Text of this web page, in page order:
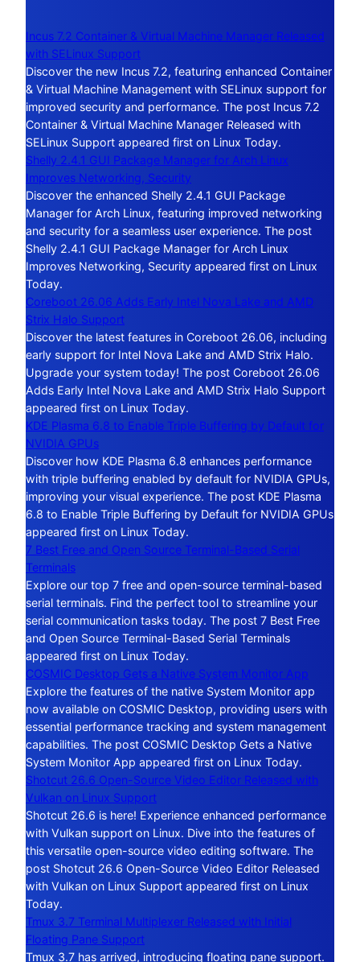
Incus 7.2 Container & Virtual Machine Manager Released
with SELinux Support
Discover the new Incus 7.2, featuring enhanced Container
& Virtual Machine Management with SELinux support for
improved security and performance. The post Incus 7.2
Container & Virtual Machine Manager Released with
SELinux Support appeared first on Linux Today.
Shelly 2.4.1 GUI Package Manager for Arch Linux
Improves Networking, Security
Discover the enhanced Shelly 2.4.1 GUI Package
Manager for Arch Linux, featuring improved networking
and security for a seamless user experience. The post
Shelly 2.4.1 GUI Package Manager for Arch Linux
Improves Networking, Security appeared first on Linux
Today.
Coreboot 26.06 Adds Early Intel Nova Lake and AMD
Strix Halo Support
Discover the latest features in Coreboot 26.06, including
early support for Intel Nova Lake and AMD Strix Halo.
Upgrade your system today! The post Coreboot 26.06
Adds Early Intel Nova Lake and AMD Strix Halo Support
appeared first on Linux Today.
KDE Plasma 6.8 to Enable Triple Buffering by Default for
NVIDIA GPUs
Discover how KDE Plasma 6.8 enhances performance
with triple buffering enabled by default for NVIDIA GPUs,
improving your visual experience. The post KDE Plasma
6.8 to Enable Triple Buffering by Default for NVIDIA GPUs
appeared first on Linux Today.
7 Best Free and Open Source Terminal-Based Serial
Terminals
Explore our top 7 free and open-source terminal-based
serial terminals. Find the perfect tool to streamline your
serial communication tasks today. The post 7 Best Free
and Open Source Terminal-Based Serial Terminals
appeared first on Linux Today.
COSMIC Desktop Gets a Native System Monitor App
Explore the features of the native System Monitor app
now available on COSMIC Desktop, providing users with
essential performance tracking and system management
capabilities. The post COSMIC Desktop Gets a Native
System Monitor App appeared first on Linux Today.
Shotcut 26.6 Open-Source Video Editor Released with
Vulkan on Linux Support
Shotcut 26.6 is here! Experience enhanced performance
with Vulkan support on Linux. Dive into the features of
this versatile open-source video editing software. The
post Shotcut 26.6 Open-Source Video Editor Released
with Vulkan on Linux Support appeared first on Linux
Today.
Tmux 3.7 Terminal Multiplexer Released with Initial
Floating Pane Support
Tmux 3.7 has arrived, introducing floating pane support.